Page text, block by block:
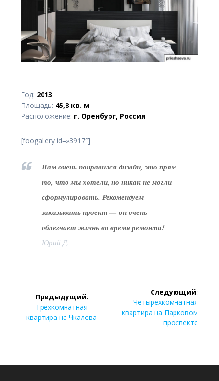
Год: 2013
Площадь: 45,8 кв. м
Расположение: г. Оренбург, Россия
[foogallery id=»3917″]
Нам очень понравился дизайн, это прям
то, что мы хотели, но никак не могли
сформулировать. Рекомендуем
заказывать проект — он очень
облегчает жизнь во время ремонта!
Юрий Д.
записям
Предыдущий:
Предыдущая
запись:
Трехкомнатная
квартира на Чкалова
Следующий:
Следующая
запись:
Четырехкомнатная
квартира на Парковом
проспекте